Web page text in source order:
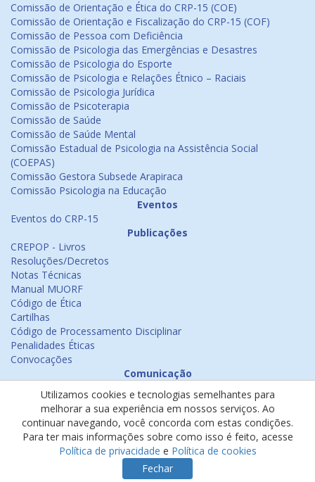
Comissão de Orientação e Ética do CRP-15 (COE)
Comissão de Orientação e Fiscalização do CRP-15 (COF)
Comissão de Pessoa com Deficiência
Comissão de Psicologia das Emergências e Desastres
Comissão de Psicologia do Esporte
Comissão de Psicologia e Relações Étnico – Raciais
Comissão de Psicologia Jurídica
Comissão de Psicoterapia
Comissão de Saúde
Comissão de Saúde Mental
Comissão Estadual de Psicologia na Assistência Social
(COEPAS)
Comissão Gestora Subsede Arapiraca
Comissão Psicologia na Educação
Eventos
Eventos do CRP-15
Publicações
CREPOP - Livros
Resoluções/Decretos
Notas Técnicas
Manual MUORF
Código de Ética
Cartilhas
Código de Processamento Disciplinar
Penalidades Éticas
Convocações
Comunicação
Emissão de Certificados
Psicologia na Mídia
Ouvidoria
Política de cookies
Política de privacidade
Utilizamos cookies e tecnologias semelhantes para
melhorar a sua experiência em nossos serviços. Ao
continuar navegando, você concorda com estas condições.
Para ter mais informações sobre como isso é feito, acesse
Política de privacidade e Política de cookies
Fechar